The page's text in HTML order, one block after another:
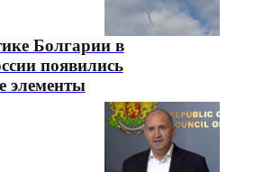
Болгарии в
появились
элементы